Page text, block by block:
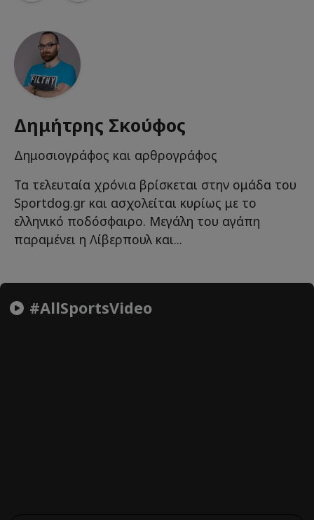
Δημήτρης Σκούφος
Δημοσιογράφος και αρθρογράφος
Τα τελευταία χρόνια βρίσκεται στην ομάδα του
Sportdog.gr και ασχολείται κυρίως με το
ελληνικό ποδόσφαιρο. Μεγάλη του αγάπη
παραμένει η Λίβερπουλ και...
#AllSportsVideo